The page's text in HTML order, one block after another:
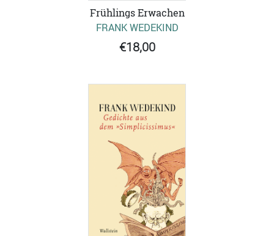
Frühlings Erwachen
FRANK WEDEKIND
€18,00